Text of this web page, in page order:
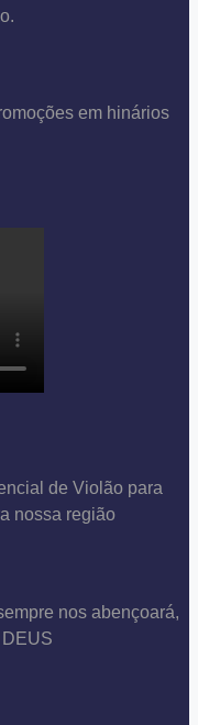
em hinários
de Violão para
nossa região
nos abençoará,